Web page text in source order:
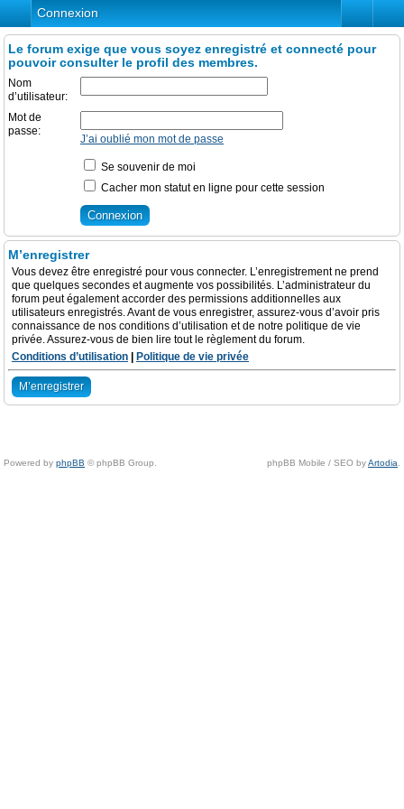
Connexion
Le forum exige que vous soyez enregistré et connecté pour
pouvoir consulter le profil des membres.
Nom
d’utilisateur:
Mot de
passe:
J’ai oublié mon mot de passe
Se souvenir de moi
Cacher mon statut en ligne pour cette session
M’enregistrer
Vous devez être enregistré pour vous connecter. L’enregistrement ne prend
que quelques secondes et augmente vos possibilités. L’administrateur du
forum peut également accorder des permissions additionnelles aux
utilisateurs enregistrés. Avant de vous enregistrer, assurez-vous d’avoir pris
connaissance de nos conditions d’utilisation et de notre politique de vie
privée. Assurez-vous de bien lire tout le règlement du forum.
Conditions d’utilisation
Politique de vie privée
M’enregistrer
Powered by phpBB © phpBB Group. phpBB Mobile / SEO byArtodia